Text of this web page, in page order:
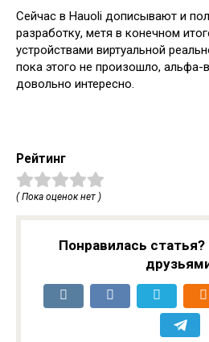
Сейчас в Hauoli дописывают и
разработку, метя в конечном
устройствами виртуальной
пока этого не произошло, альфа-
довольно интересно.
Рейтинг
( Пока оценок нет )
Понравилась